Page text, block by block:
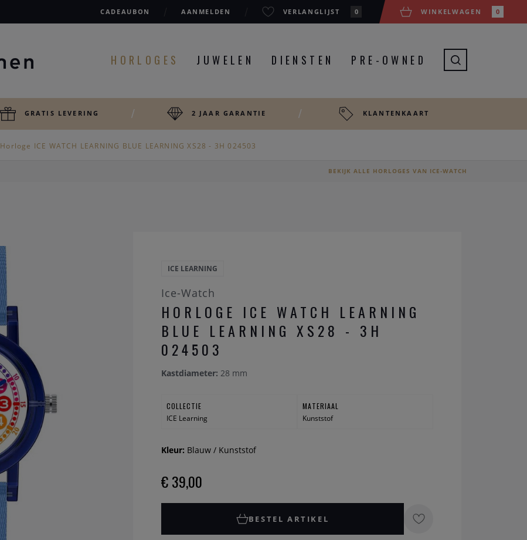
CADEAUBON AANMELDEN VERLANGLIJST 0 WINKELWAGEN 0
HORLOGES JUWELEN DIENSTEN PRE-OWNED
GRATIS LEVERING 2 JAAR GARANTIE KLANTENKAART
Horloge ICE WATCH LEARNING BLUE LEARNING XS28 - 3H 024503
BEKIJK ALLE HORLOGES VAN ICE-WATCH
ICE LEARNING
Ice-Watch
HORLOGE ICE WATCH LEARNING
BLUE LEARNING XS28 - 3H
024503
Kastdiameter: 28 mm
COLLECTIE
ICE Learning
MATERIAAL
Kunststof
Kleur: Blauw / Kunststof
€ 39,00
BESTEL ARTIKEL